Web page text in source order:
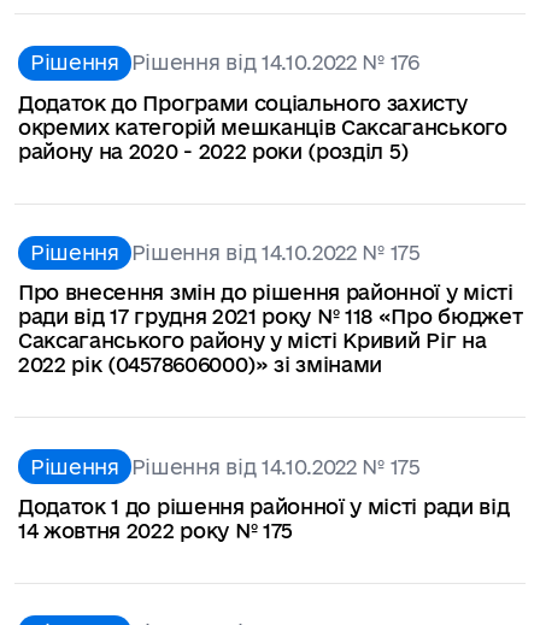
Рішення Рішення від 14.10.2022 № 176
Додаток до Програми соціального захисту
окремих категорій мешканців Саксаганського
району на 2020 - 2022 роки (розділ 5)
Рішення Рішення від 14.10.2022 № 175
Про внесення змін до рішення районної у місті
ради від 17 грудня 2021 року № 118 «Про бюджет
Саксаганського району у місті Кривий Ріг на
2022 рік (04578606000)» зі змінами
Рішення Рішення від 14.10.2022 № 175
Додаток 1 до рішення районної у місті ради від
14 жовтня 2022 року № 175